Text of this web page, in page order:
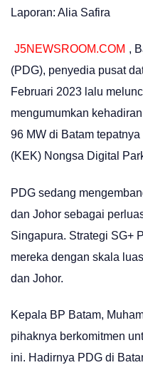
Laporan: Alia Safira
J5NEWSROOM.COM ,
(PDG), penyedia pusat
Februari 2023 lalu
mengumumkan
96 MW di Batam
(KEK) Nongsa Digital
PDG sedang
dan Johor sebagai
Singapura. Strategi SG+
mereka dengan skala
dan Johor.
Kepala BP Batam,
pihaknya berkomitmen
ini. Hadirnya PDG di